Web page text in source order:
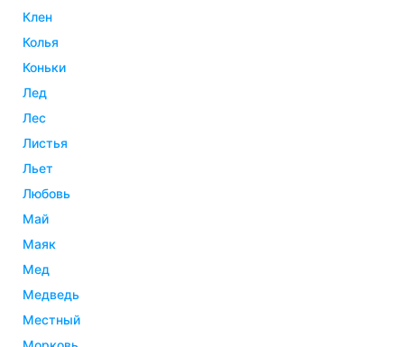
клен
колья
коньки
лед
лес
листья
льет
любовь
май
маяк
мед
медведь
местный